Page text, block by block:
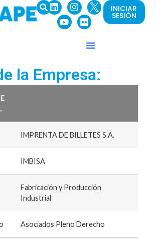
INICIAR
SESIÓN
la Empresa:
IMPRENTA DE BILLETES S.A.
IMBISA
Fabricación y Producción
Industrial
Asociados Pleno Derecho